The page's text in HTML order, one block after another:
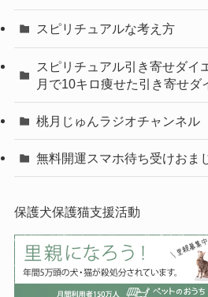
スピリチュアルな考え方
スピリチュアル引き寄せダ
月で10キロ痩せた引き寄せダ
桃月じゅんラジオチャンネル
無料開運スマホ待ち受けおま
保護犬保護猫支援活動